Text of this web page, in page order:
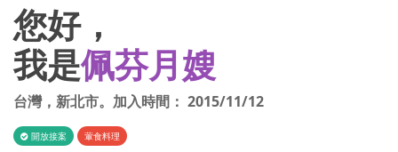
您好，
我是佩芬月嫂
台灣， 新北市。加入時間： 2015/11/12
開放接案 葷食料理